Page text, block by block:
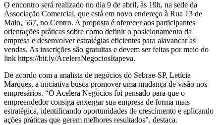
O encontro será realizado no dia 9 de abril, às 19h, na sede da
Associação Comercial, que está em novo endereço à Rua 13 de
Maio, 567, no Centro. A proposta é oferecer aos participantes
orientações práticas sobre como definir o posicionamento da
empresa e desenvolver estratégias eficientes para alavancar as
vendas. As inscrições são gratuitas e devem ser feitas por meio do
link https://bit.ly/AceleraNegociosItapeva.
De acordo com a analista de negócios do Sebrae-SP, Letícia
Marques, a iniciativa busca promover uma mudança de visão nos
empresários. “O Acelera Negócios foi pensado para que o
empreendedor consiga enxergar sua empresa de forma mais
estratégica, identificando oportunidades de crescimento e aplicando
ações práticas que gerem melhores resultados”, destaca.